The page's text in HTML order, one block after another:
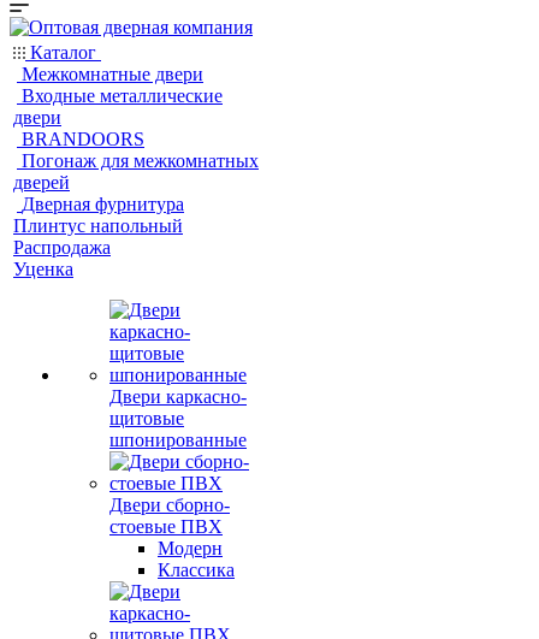
Каталог
Межкомнатные двери
Входные металлические
двери
BRANDOORS
Погонаж для межкомнатных
дверей
Дверная фурнитура
Плинтус напольный
Распродажа
Уценка
Двери каркасно-
щитовые
шпонированные
Двери сборно-
стоевые ПВХ
Модерн
Классика